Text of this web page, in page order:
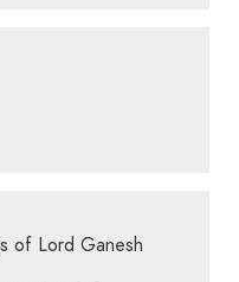
of Lord Ganesh